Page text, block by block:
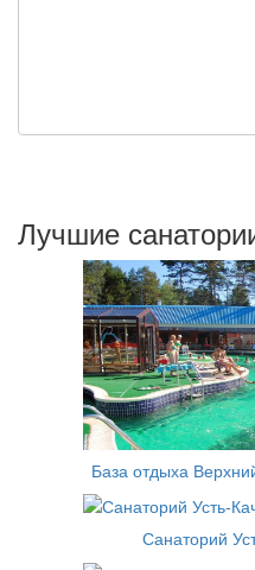
Лучшие
База отдыха
Санаторий